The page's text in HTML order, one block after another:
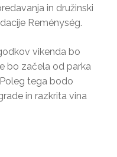
in družinski
Reménység.
vikenda bo
bo začela od parka
tega bodo
in razkrita vina